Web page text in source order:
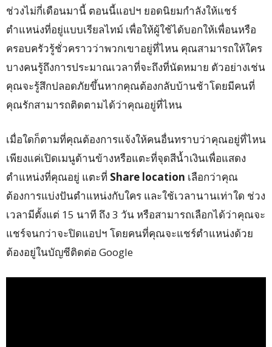
ช่วงไม่กี่เดือนมานี้ ตอนนี้แอปฯ ยอดนิยมกำลังให้แชร์
ตำแหน่งที่อยู่แบบเรียลไทม์ เพื่อให้ผู้ใช้ได้บอกให้เพื่อนหรือ
ครอบครัวรู้ชั่วคราวว่าพวกเขาอยู่ที่ไหน คุณสามารถให้ใคร
บางคนรู้ถึงการประมาณเวลาที่จะถึงที่นัดหมาย ตัวอย่างเช่น
คุณจะรู้สึกปลอดภัยขึ้นหากคุณต้องกลับบ้านช้าโดยมีคนที่
คุณรักสามารถติดตามได้ว่าคุณอยู่ที่ไหน
เมื่อใดก็ตามที่คุณต้องการแจ้งให้คนอื่นทราบว่าคุณอยู่ที่ไหน
เพียงแค่เปิดเมนูด้านข้างหรือแตะที่จุดสีน้ำเงินเพื่อแสดง
ตำแหน่งที่คุณอยู่ แตะที่ Share location เลือกว่าคุณ
ต้องการแบ่งปันตำแหน่งกับใคร และใช้เวลานานเท่าใด ช่วง
เวลามีตั้งแต่ 15 นาที ถึง 3 วัน หรือสามารถเลือกได้ว่าคุณจะ
แชร์จนกว่าจะปิดแอปฯ โดยคนที่คุณจะแชร์ตำแหน่งด้วย
ต้องอยู่ในบัญชีติดต่อ Google